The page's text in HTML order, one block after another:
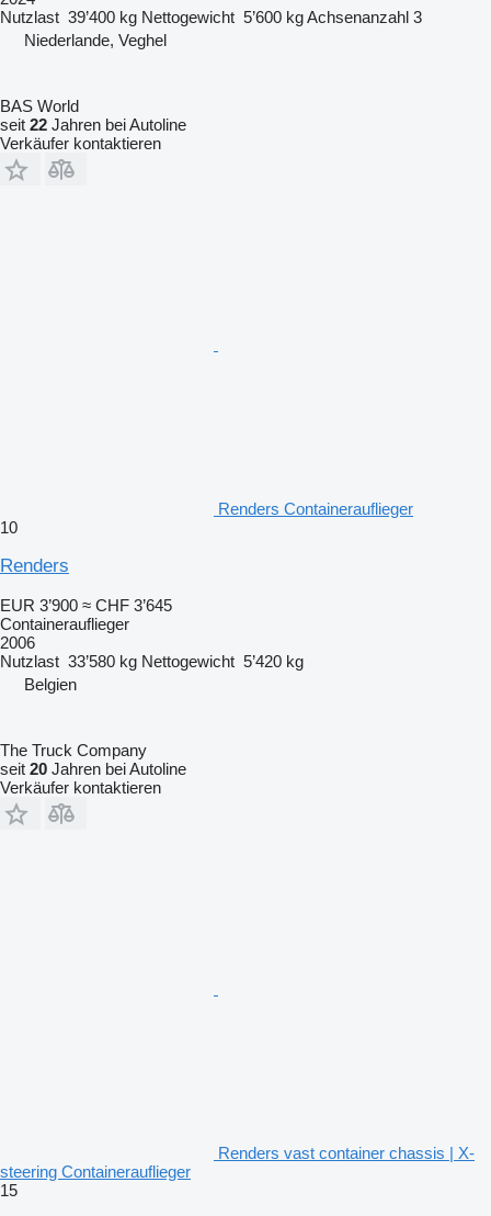
Nutzlast 39’400 kg Nettogewicht 5’600 kgAchsenanzahl 3
Niederlande, Veghel
BAS World
seit 22 Jahren bei Autoline
Verkäufer kontaktieren
Renders Containerauflieger
10
Renders
EUR 3’900 ≈ CHF 3’645
Containerauflieger
2006
Nutzlast 33’580 kg Nettogewicht 5’420 kg
Belgien
The Truck Company
seit 20 Jahren bei Autoline
Verkäufer kontaktieren
Renders vast container chassis | X-
steering Containerauflieger
15